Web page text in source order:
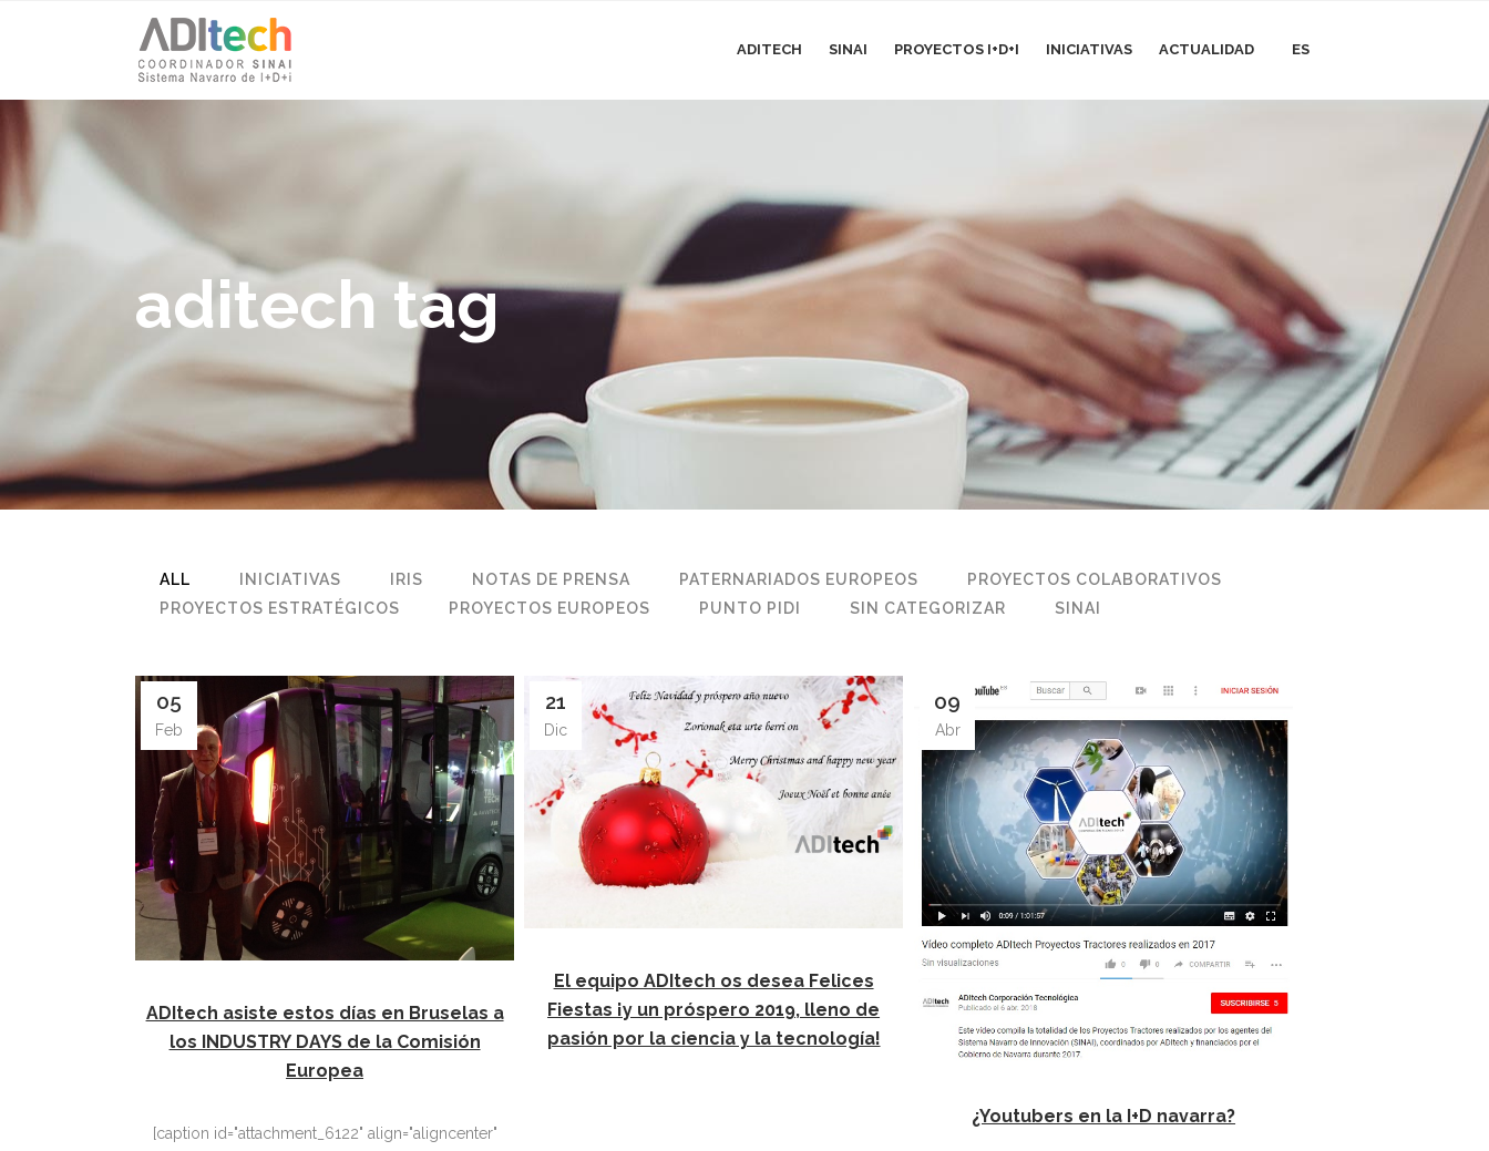
ADITECH SINAI PROYECTOS I+D+I INICIATIVAS ACTUALIDAD ES
aditech tag
ALL INICIATIVAS IRIS NOTAS DE PRENSA PATERNARIADOS EUROPEOS
PROYECTOS COLABORATIVOS
PROYECTOS ESTRATÉGICOS
PROYECTOS EUROPEOS PUNTO PIDI SIN CATEGORIZAR SINAI
05
Feb
ADItech asiste estos días en Bruselas a
los INDUSTRY DAYS de la Comisión
Europea
[caption id="attachment_6122" align="aligncenter"
21
Dic
El equipo ADItech os desea Felices
Fiestas ¡y un próspero 2019, lleno de
pasión por la ciencia y la tecnología!
09
Abr
¿Youtubers en la I+D navarra?